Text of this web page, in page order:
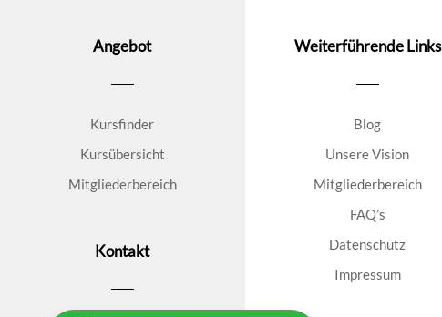
Angebot
Kursfinder
Kursübersicht
Mitgliederbereich
Kontakt
Weiterführende Links
Blog
Unsere Vision
Mitgliederbereich
FAQ’s
Datenschutz
Impressum